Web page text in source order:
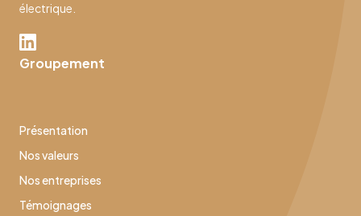
électrique.
Groupement
Présentation
Nos valeurs
Nos entreprises
Témoignages